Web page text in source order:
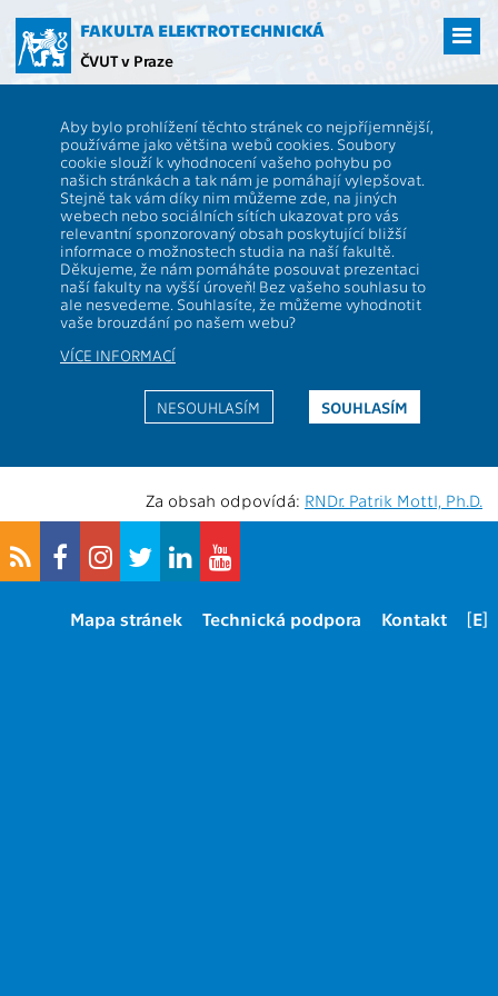
hlavní
obsah
FAKULTA ELEKTROTECHNICKÁ
ČVUT v Praze
Aby bylo prohlížení těchto stránek co nejpříjemnější,
používáme jako většina webů cookies. Soubory
cookie slouží k vyhodnocení vašeho pohybu po
našich stránkách a tak nám je pomáhají vylepšovat.
Stejně tak vám díky nim můžeme zde, na jiných
webech nebo sociálních sítích ukazovat pro vás
relevantní sponzorovaný obsah poskytující bližší
informace o možnostech studia na naší fakultě.
Děkujeme, že nám pomáháte posouvat prezentaci
naší fakulty na vyšší úroveň! Bez vašeho souhlasu to
ale nesvedeme. Souhlasíte, že můžeme vyhodnotit
vaše brouzdání po našem webu?
VÍCE INFORMACÍ
SOUHLASÍM
NESOUHLASÍM
13000 / 13903 - oddělení
proděkana pro informační
technologie
Publikační činnost
Knihy, kapitoly v knihách a skripta, dizertace, výzkumné
zprávy, nepublikované přednášky, stati ve sbornících,
články v časopisech, patenty
Za obsah odpovídá: RNDr. Patrik Mottl, Ph.D.
[E]
Kontakt
Technická podpora
Mapa stránek